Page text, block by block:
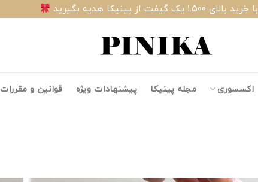
با خرید بالای 1.500 یک گیفت از پینیکا هدیه بگیرید
اکسسوری مجله پینیکا پیشنهادات ویژه قوانین و مقررات